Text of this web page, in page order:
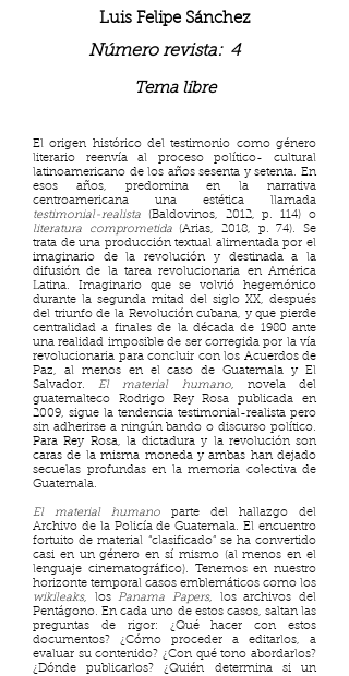
Luis Felipe Sánchez
Número revista: 4
Tema libre
El origen histórico del testimonio como género
literario reenvía al proceso político- cultural
latinoamericano de los años sesenta y setenta. En
esos años, predomina en la narrativa
centroamericana una estética llamada
testimonial-realista (Baldovinos, 2012, p. 114) o
literatura comprometida(Arias, 2018, p. 74). Se
trata de una producción textual alimentada por el
imaginario de la revolución y destinada a la
difusión de la tarea revolucionaria en América
Latina. Imaginario que se volvió hegemónico
durante la segunda mitad del siglo XX, después
del triunfo de la Revolución cubana, y que pierde
centralidad a finales de la década de 1980 ante
una realidad imposible de ser corregida por la vía
revolucionaria para concluir con los Acuerdos de
Paz, al menos en el caso de Guatemala y El
Salvador.El material humano, novela del
guatemalteco Rodrigo Rey Rosa publicada en
2009, sigue la tendencia testimonial-realista pero
sin adherirse a ningún bando o discurso político.
Para Rey Rosa, la dictadura y la revolución son
caras de la misma moneda y ambas han dejado
secuelas profundas en la memoria colectiva de
Guatemala.
El material humano parte del hallazgo del
Archivo de la Policía de Guatemala. El encuentro
fortuito de material “clasificado” se ha convertido
casi en un género en sí mismo (al menos en el
lenguaje cinematográfico). Tenemos en nuestro
horizonte temporal casos emblemáticos como los
wikileaks, losPanama Papers, los archivos del
Pentágono. En cada uno de estos casos, saltan las
preguntas de rigor: ¿Qué hacer con estos
documentos? ¿Cómo proceder a editarlos, a
evaluar su contenido? ¿Con qué tono abordarlos?
¿Dónde publicarlos? ¿Quién determina si un